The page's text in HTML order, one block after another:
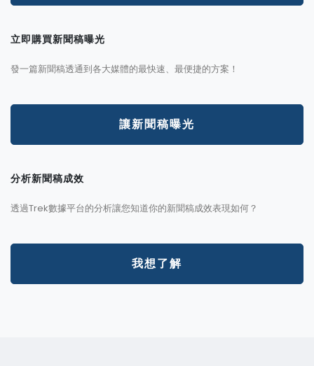
立即購買新聞稿曝光
發一篇新聞稿透通到各大媒體的最快速、最便捷的方案！
讓新聞稿曝光
分析新聞稿成效
透過Trek數據平台的分析讓您知道你的新聞稿成效表現如何？
我想了解